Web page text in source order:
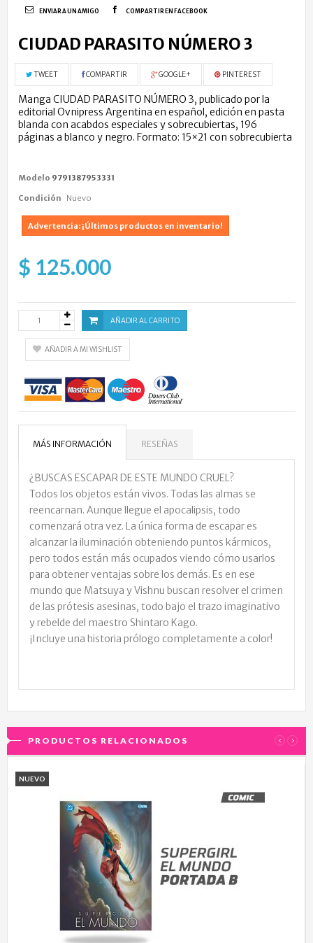
ENVIAR A UN AMIGO COMPARTIR EN FACEBOOK
CIUDAD PARASITO NÚMERO 3
TWEET COMPARTIR GOOGLE+ PINTEREST
Manga CIUDAD PARASITO NÚMERO 3, publicado por la
editorial Ovnipress Argentina en español, edición en pasta
blanda con acabdos especiales y sobrecubiertas, 196
páginas a blanco y negro. Formato: 15×21 con sobrecubierta
Modelo 9791387953331
Condición Nuevo
Advertencia: ¡Últimos productos en inventario!
$ 125.000
AÑADIR AL CARRITO
AÑADIR A MI WISHLIST
MÁS INFORMACIÓN RESEÑAS
¿BUSCAS ESCAPAR DE ESTE MUNDO CRUEL?
Todos los objetos están vivos. Todas las almas se
reencarnan. Aunque llegue el apocalipsis, todo
comenzará otra vez. La única forma de escapar es
alcanzar la iluminación obteniendo puntos kármicos,
pero todos están más ocupados viendo cómo usarlos
para obtener ventajas sobre los demás. Es en ese
mundo que Matsuya y Vishnu buscan resolver el crimen
de las prótesis asesinas, todo bajo el trazo imaginativo
y rebelde del maestro Shintaro Kago.
¡Incluye una historia prólogo completamente a color!
PRODUCTOS RELACIONADOS ‹ ›
NUEVO